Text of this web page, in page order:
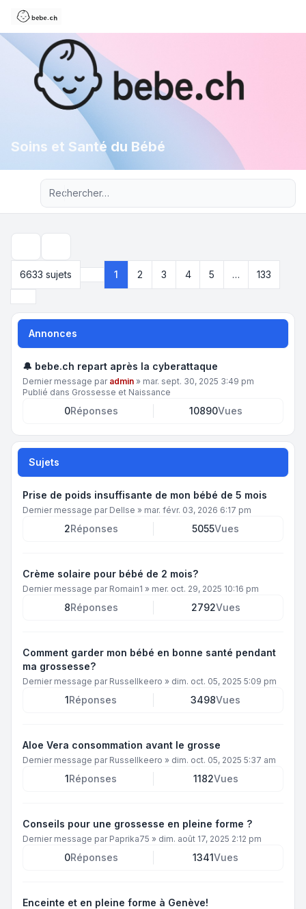
Soins et Santé du Bébé
Recherche avancée
6633 sujets
Page 1 sur133
1 2 3 4 5 …
133
Annonces
🔔 bebe.ch repart après la cyberattaque
Dernier message par admin » mar. sept. 30, 2025 3:49 pm
Publié dans Grossesse et Naissance
0Réponses 10890Vues
Sujets
Prise de poids insuffisante de mon bébé de 5 mois
Dernier message par DelIse » mar. févr. 03, 2026 6:17 pm
2Réponses 5055Vues
Crème solaire pour bébé de 2 mois?
Dernier message par Romain1 » mer. oct. 29, 2025 10:16 pm
8Réponses 2792Vues
Comment garder mon bébé en bonne santé pendant
ma grossesse?
Dernier message par Russellkeero » dim. oct. 05, 2025 5:09 pm
1Réponses 3498Vues
Aloe Vera consommation avant le grosse
Dernier message par Russellkeero » dim. oct. 05, 2025 5:37 am
1Réponses 1182Vues
Conseils pour une grossesse en pleine forme ?
Dernier message par Paprika75 » dim. août 17, 2025 2:12 pm
0Réponses 1341Vues
Enceinte et en pleine forme à Genève!